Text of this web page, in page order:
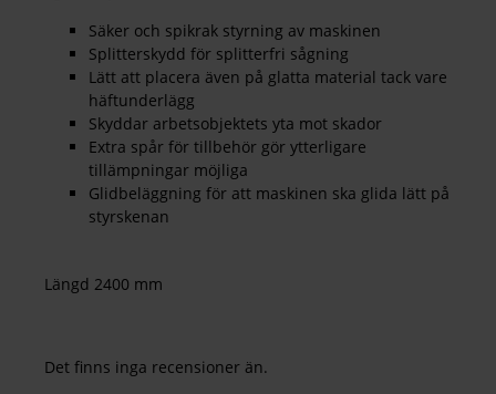
Säker och spikrak styrning av maskinen
Splitterskydd för splitterfri sågning
Lätt att placera även på glatta material tack vare
häftunderlägg
Skyddar arbetsobjektets yta mot skador
Extra spår för tillbehör gör ytterligare
tillämpningar möjliga
Glidbeläggning för att maskinen ska glida lätt på
styrskenan
Längd 2400 mm
Det finns inga recensioner än.